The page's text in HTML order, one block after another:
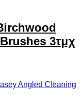
3τμχ